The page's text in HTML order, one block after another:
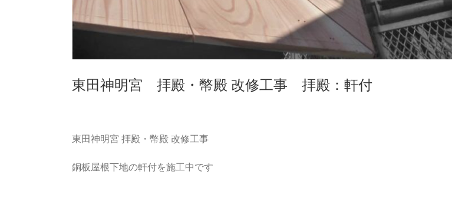
東田神明宮 拝殿・幣殿 改修工事 拝殿：軒付
東田神明宮 拝殿・幣殿 改修工事
銅板屋根下地の軒付を施工中です